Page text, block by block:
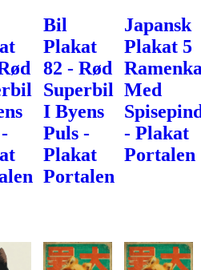
Bil
Plakat
82 - Rød
Superbil
I Byens
Puls -
Plakat
Portalen
Japansk
Plakat 5
Med
- Plakat
Portalen